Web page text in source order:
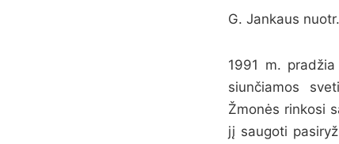
G. Jankaus nuotr.
1991 m.
siunčiamos
Žmonės rinkosi
jį saugoti